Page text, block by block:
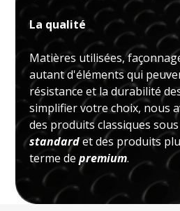
La qualité
Matières utilisées,
autant d'éléments qui
résistance et la durabilité
simplifier votre choix, nous
des produits classiques
standardet des produits
terme depremium.